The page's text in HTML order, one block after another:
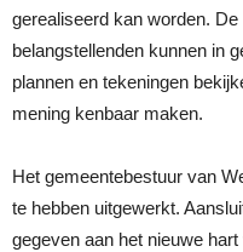
gerealiseerd kan worden.
belangstellenden kunnen in
plannen en tekeningen
mening kenbaar maken.
Het gemeentebestuur van
te hebben uitgewerkt.
gegeven aan het nieuwe